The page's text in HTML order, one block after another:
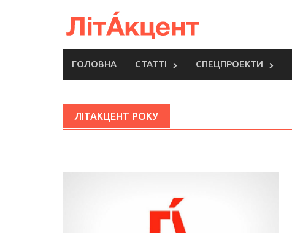
ГОЛОВНА СТАТТІ СПЕЦПРОЕКТИ
ЛІТАКЦЕНТ РОКУ